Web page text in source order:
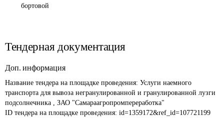
бортовой
Тендерная документация
Доп. информация
Название тендера на площадке проведения: Услуги наемного
транспорта для вывоза негранулированной и гранулированной лузги
подсолнечника , ЗАО "Самараагропромпереработка"
ID тендера на площадке проведения: id=1359172&ref_id=107721199